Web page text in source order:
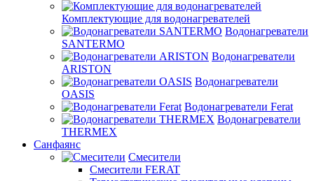
Комплектующие для водонагревателей
Водонагреватели
SANTERMO
Водонагреватели
ARISTON
Водонагреватели
OASIS
Водонагреватели Ferat
Водонагреватели
THERMEX
Санфаянс
Смесители
Смесители FERAT